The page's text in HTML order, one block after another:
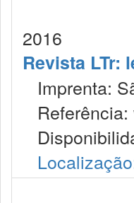
2016
Revista LTr:
Imprenta:
Referência: